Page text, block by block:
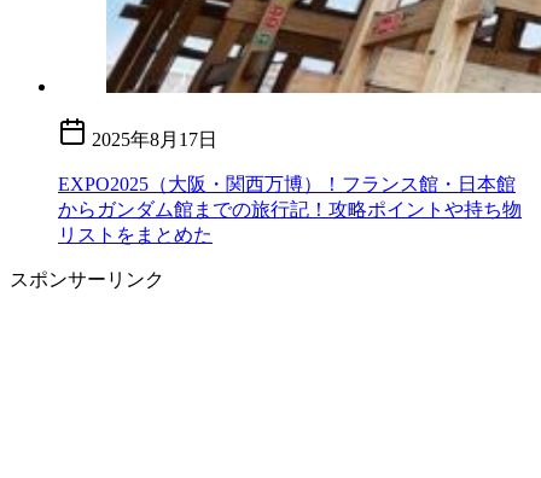
2025年8月17日
EXPO2025（大阪・関西万博）！フランス館・日本館
からガンダム館までの旅行記！攻略ポイントや持ち物
リストをまとめた
スポンサーリンク